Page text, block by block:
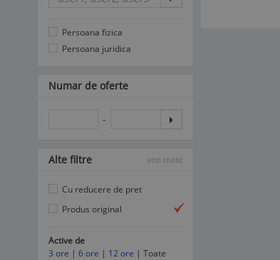
Persoana fizica
Persoana juridica
Numar de oferte
-
Alte filtre vezi toate
Cu reducere de pret
Produs original
Active de
3 ore | 6 ore | 12 ore | Toate